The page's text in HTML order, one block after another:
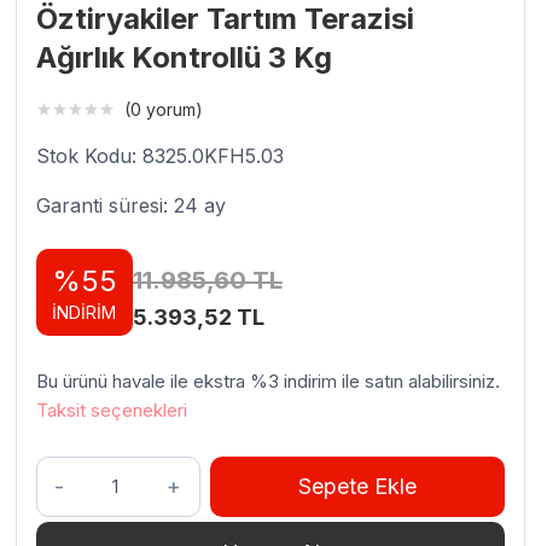
Öztiryakiler Tartım Terazisi
Ağırlık Kontrollü 3 Kg
(0 yorum)
Stok Kodu: 8325.0KFH5.03
Garanti süresi: 24 ay
%55
İNDİRİM
11.985,60TL
Orijinal
11.985,60 TL.
5.393,52 TLŞu
fiyat:
Bu ürünü havale ile ekstra %3 indirim ile satın alabilirsiniz.
Taksit seçenekleri
Öztiryakiler
Tartım
Terazisi
Sepete Ekle